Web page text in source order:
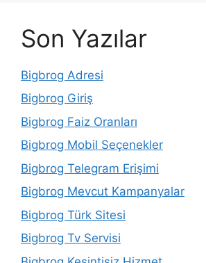
Son Yazılar
Bigbrog Adresi
Bigbrog Giriş
Bigbrog Faiz Oranları
Bigbrog Mobil Seçenekler
Bigbrog Telegram Erişimi
Bigbrog Mevcut Kampanyalar
Bigbrog Türk Sitesi
Bigbrog Tv Servisi